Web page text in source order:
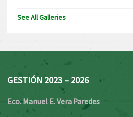
See All Galleries
GESTIÓN 2023 – 2026
Eco. Manuel E. Vera Paredes